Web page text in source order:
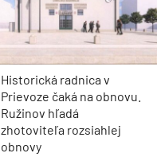
Historická radnica v
Prievoze čaká na obnovu.
Ružinov hľadá
zhotoviteľa rozsiahlej
obnovy